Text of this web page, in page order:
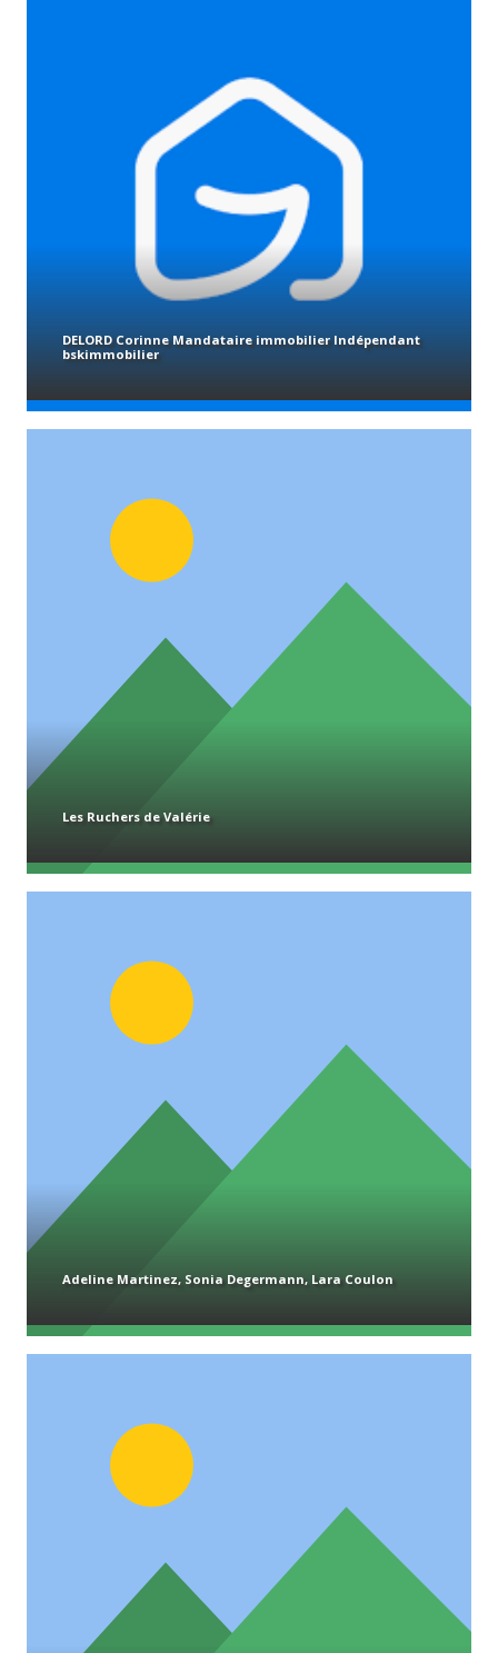
DELORD Corinne Mandataire immobilier Indépendant
bskimmobilier
Les Ruchers de Valérie
Adeline Martinez, Sonia Degermann, Lara Coulon